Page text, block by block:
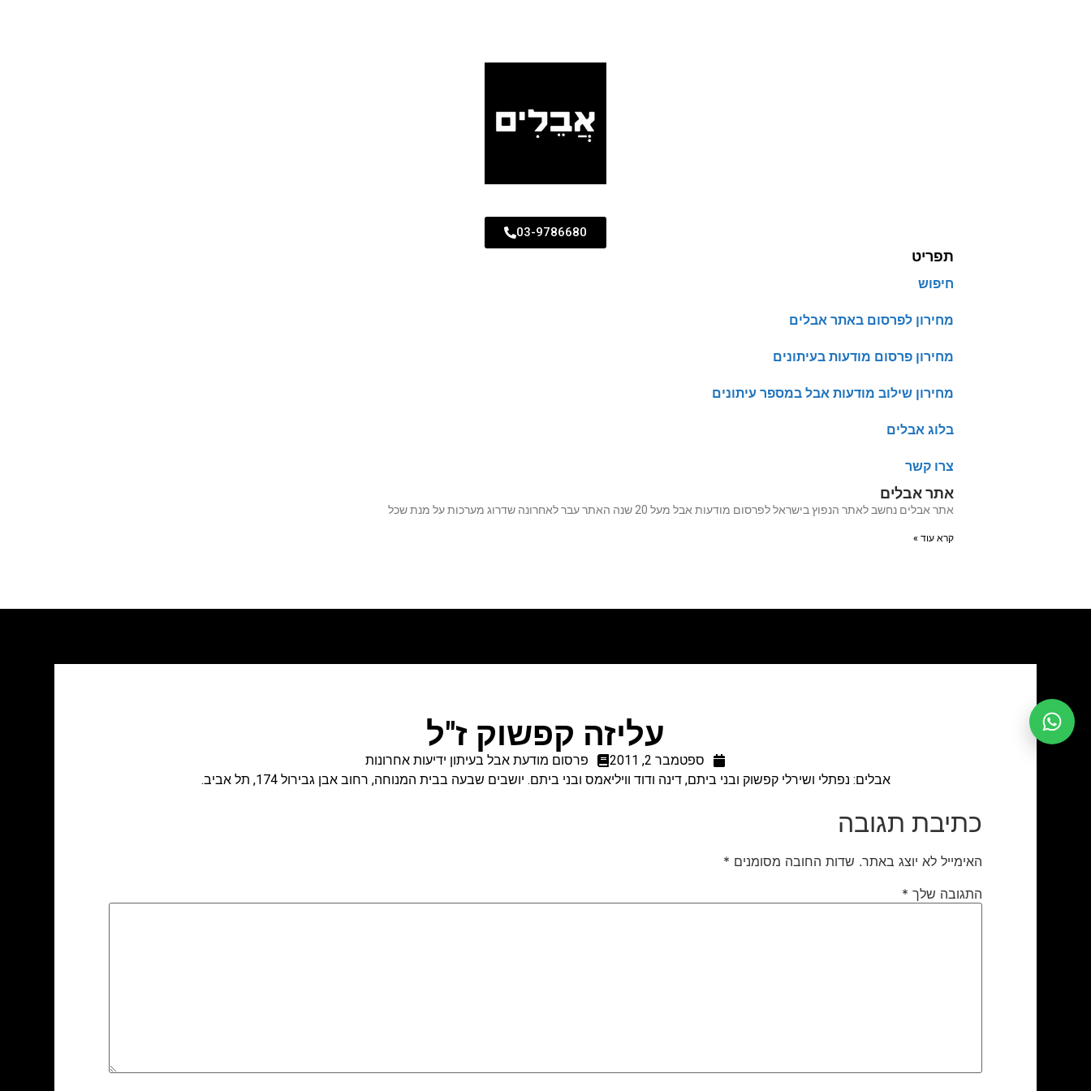
03-9786680
תפריט
חיפוש
מחירון לפרסום באתר אבלים
מחירון פרסום מודעות בעיתונים
מחירון שילוב מודעות אבל במספר עיתונים
בלוג אבלים
צרו קשר
אתר אבלים
אתר אבלים נחשב לאתר הנפוץ בישראל לפרסום מודעות אבל מעל 20 שנה האתר עבר לאחרונה שדרוג מערכות על מנת שכל
קרא עוד »
עליזה קפשוק ז"ל
ספטמבר 2, 2011
פרסום מודעת אבל בעיתון ידיעות אחרונות
אבלים: נפתלי ושירלי קפשוק ובני ביתם, דינה ודוד וויליאמס ובני ביתם. יושבים שבעה בבית המנוחה, רחוב אבן גבירול 174, תל אביב.
כתיבת תגובה
האימייל לא יוצג באתר. שדות החובה מסומנים *
התגובה שלך *